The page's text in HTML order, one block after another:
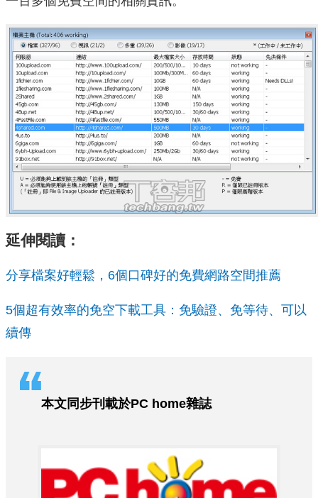
延伸閱讀：
分享檔案好輕鬆，6個口碑好的免費網路空間推薦
5個超有效率的免空下載工具：免驗證、免等待、可以
續傳
本文同步刊載於PC home雜誌